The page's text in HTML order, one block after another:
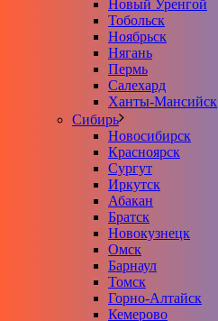
Новый Уренгой
Тобольск
Ноябрьск
Нягань
Пермь
Салехард
Ханты-Мансийск
Сибирь
Новосибирск
Красноярск
Сургут
Иркутск
Абакан
Братск
Новокузнецк
Омск
Барнаул
Томск
Горно-Алтайск
Кемерово